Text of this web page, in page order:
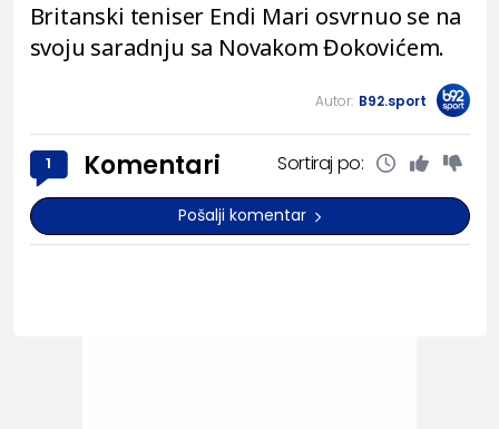
Britanski teniser Endi Mari osvrnuo se na
svoju saradnju sa Novakom Đokovićem.
Autor: B92.sport
1 Komentari Sortiraj po:
Pošalji komentar